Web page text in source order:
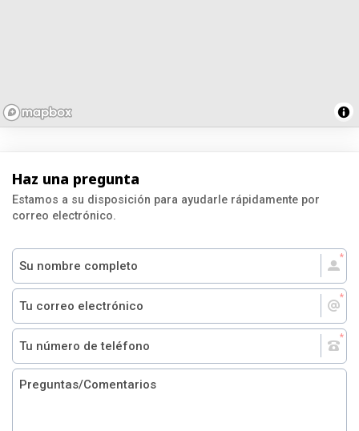
Haz una pregunta
Estamos a su disposición para ayudarle rápidamente por
correo electrónico.